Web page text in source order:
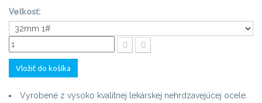
Veľkosť:
Vložiť do košíka
Vyrobené z vysoko kvalitnej lekárskej nehrdzavejúcej ocele.